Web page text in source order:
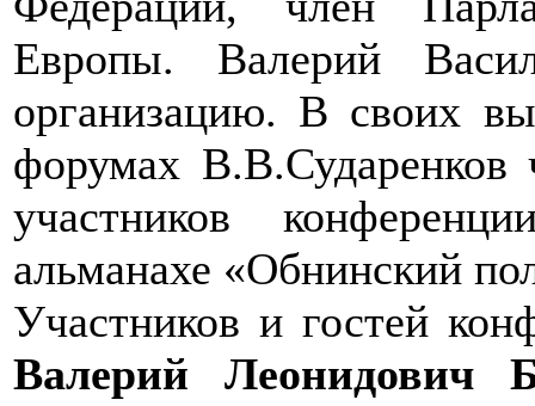
Европы. Валерий
организацию. В своих
форумах В.В.Сударенков
участников
альманахе «Обнинский
Участников и гостей
Валерий Леонидович